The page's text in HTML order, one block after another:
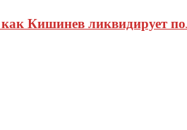
Кишинев ликвидирует